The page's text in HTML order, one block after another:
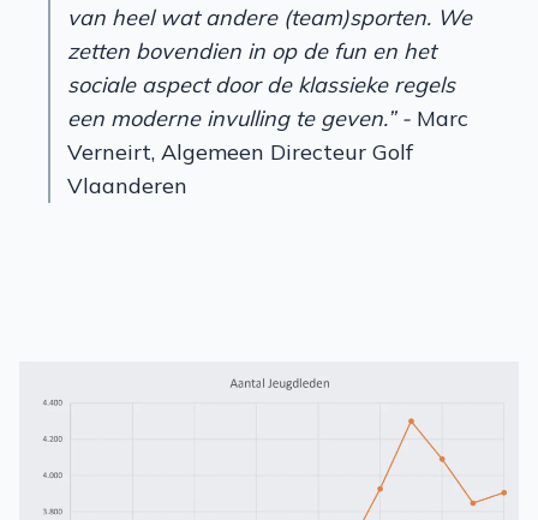
van heel wat andere (team)sporten. We
zetten bovendien in op de fun en het
sociale aspect door de klassieke regels
een moderne invulling te geven.” - Marc
Verneirt, Algemeen Directeur Golf
Vlaanderen